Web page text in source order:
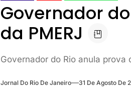
Governador
da PMERJ
Governador do Rio anula prova
Jornal Do Rio De Janeiro 31 De Agosto De